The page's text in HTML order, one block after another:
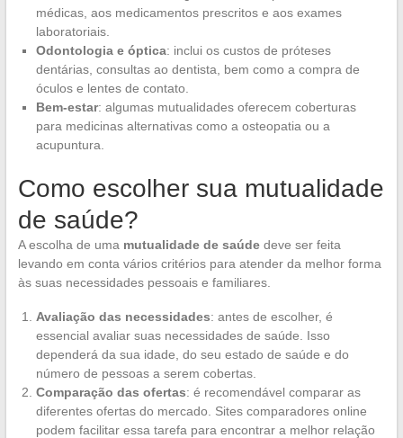
médicas, aos medicamentos prescritos e aos exames
laboratoriais.
Odontologia e óptica: inclui os custos de próteses
dentárias, consultas ao dentista, bem como a compra de
óculos e lentes de contato.
Bem-estar: algumas mutualidades oferecem coberturas
para medicinas alternativas como a osteopatia ou a
acupuntura.
Como escolher sua mutualidade
de saúde?
A escolha de uma mutualidade de saúdedeve ser feita
levando em conta vários critérios para atender da melhor forma
às suas necessidades pessoais e familiares.
Avaliação das necessidades: antes de escolher, é
essencial avaliar suas necessidades de saúde. Isso
dependerá da sua idade, do seu estado de saúde e do
número de pessoas a serem cobertas.
Comparação das ofertas: é recomendável comparar as
diferentes ofertas do mercado. Sites comparadores online
podem facilitar essa tarefa para encontrar a melhor relação